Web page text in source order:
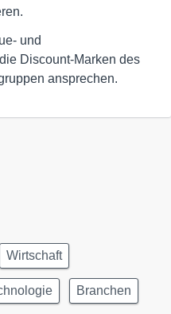
und
Discount-Marken des
ansprechen.
Wirtschaft
Branchen